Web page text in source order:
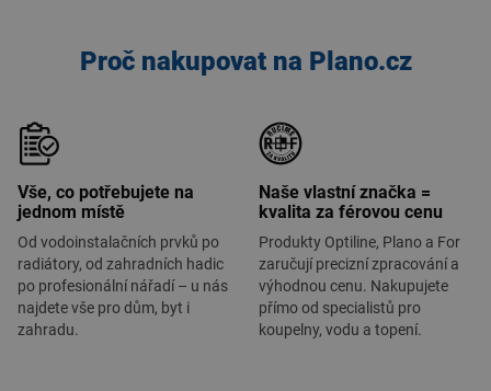
Proč nakupovat na Plano.cz
Vše, co potřebujete na
jednom místě
Od vodoinstalačních prvků po
radiátory, od zahradních hadic
po profesionální nářadí – u nás
najdete vše pro dům, byt i
zahradu.
Naše vlastní značka =
kvalita za férovou cenu
Produkty Optiline, Plano a For
zaručují precizní zpracování a
výhodnou cenu. Nakupujete
přímo od specialistů pro
koupelny, vodu a topení.